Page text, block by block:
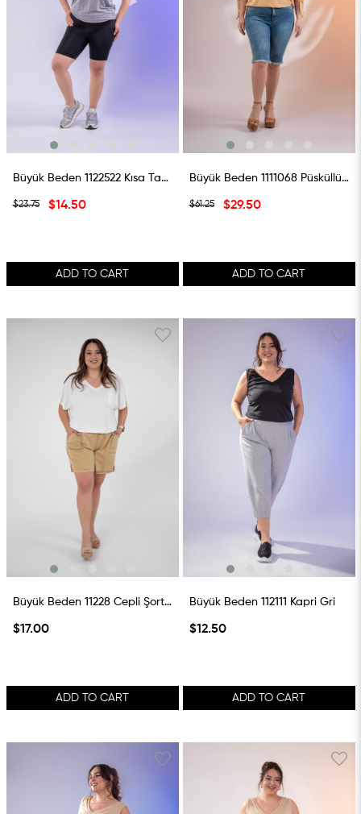
Büyük Beden 1122522 Kısa Tayt Siyah
$14.50
$23.75
ADD TO CART
Büyük Beden 1111068 Püsküllü Denim Şort Lacıvert
$29.50
$61.25
ADD TO CART
Büyük Beden 11228 Cepli Şort Hardal
$17.00
ADD TO CART
Büyük Beden 112111 Kapri Gri
$12.50
ADD TO CART